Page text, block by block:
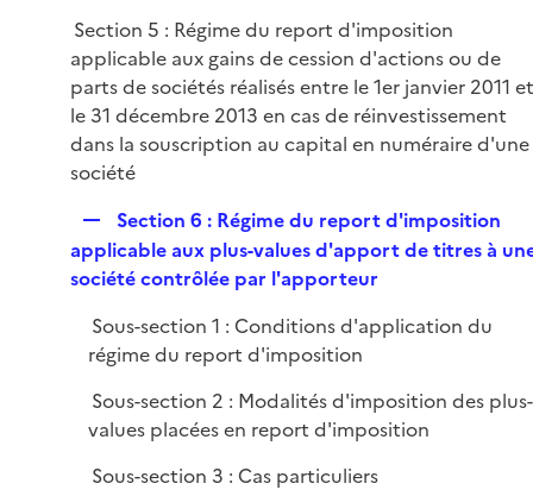
Section 5 : Régime du report d'imposition
applicable aux gains de cession d'actions ou de
parts de sociétés réalisés entre le 1er janvier 2011 et
le 31 décembre 2013 en cas de réinvestissement
dans la souscription au capital en numéraire d'une
société
e
p
i
e
Section 6 : Régime du report d'imposition
applicable aux plus-values d'apport de titres à
société contrôlée par l'apporteur
Sous-section 1 : Conditions d'application du
régime du report d'imposition
Sous-section 2 : Modalités d'imposition des plus-
values placées en report d'imposition
Sous-section 3 : Cas particuliers